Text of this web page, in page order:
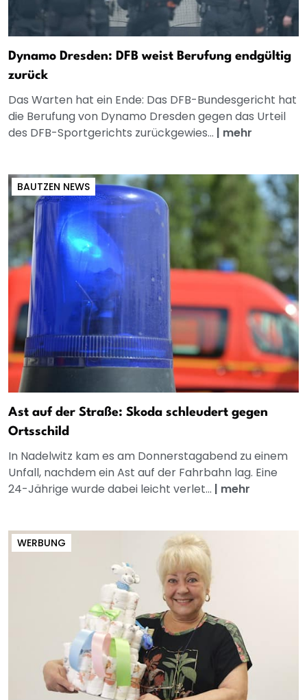
Dynamo Dresden: DFB weist Berufung endgültig
zurück
Das Warten hat ein Ende: Das DFB-Bundesgericht hat
die Berufung von Dynamo Dresden gegen das Urteil
des DFB-Sportgerichts zurückgewies... | mehr
BAUTZEN NEWS
Ast auf der Straße: Skoda schleudert gegen
Ortsschild
In Nadelwitz kam es am Donnerstagabend zu einem
Unfall, nachdem ein Ast auf der Fahrbahn lag. Eine
24-Jährige wurde dabei leicht verlet... | mehr
WERBUNG